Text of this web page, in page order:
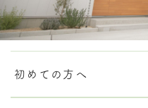
初めての方へ